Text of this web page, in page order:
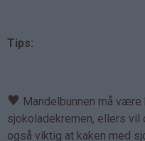
Tips:
♥ Mandelbunnen må
sjokoladekremen, ellers vil
også viktig at kaken med